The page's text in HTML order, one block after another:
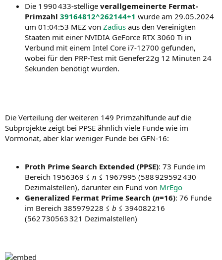
Die 1 990 433-stellige verallgemeinerte Fermat-
Primzahl 39164812^262144+1 wurde am 29.05.2024
um 01:04:53 MEZ von Zadius aus den Vereinigten
Staaten mit einer NVIDIA GeForce RTX 3060 Ti in
Verbund mit einem Intel Core i7-12700 gefunden,
wobei für den PRP-Test mit Genefer22g 12 Minuten 24
Sekunden benötigt wurden.
Die Verteilung der weiteren 149 Primzahlfunde auf die
Subprojekte zeigt bei PPSE ähnlich viele Funde wie im
Vormonat, aber klar weniger Funde bei GFN-16:
Proth Prime Search Extended (PPSE): 73 Funde im
Bereich 1956369 ≤ n ≤ 1967995 (588 929592 430
Dezimalstellen), darunter ein Fund von MrEgo
Generalized Fermat Prime Search (n=16): 76 Funde
im Bereich 385979228 ≤ b ≤ 394082216
(562 730563 321 Dezimalstellen)